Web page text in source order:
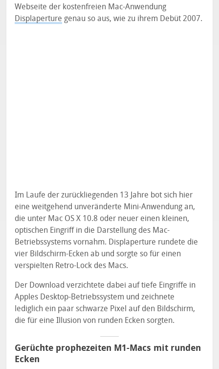
Webseite der kostenfreien Mac-Anwendung
Displaperture genau so aus, wie zu ihrem Debüt 2007.
Im Laufe der zurückliegenden 13 Jahre bot sich hier
eine weitgehend unveränderte Mini-Anwendung an,
die unter Mac OS X 10.8 oder neuer einen kleinen,
optischen Eingriff in die Darstellung des Mac-
Betriebssystems vornahm. Displaperture rundete die
vier Bildschirm-Ecken ab und sorgte so für einen
verspielten Retro-Lock des Macs.
Der Download verzichtete dabei auf tiefe Eingriffe in
Apples Desktop-Betriebssystem und zeichnete
lediglich ein paar schwarze Pixel auf den Bildschirm,
die für eine Illusion von runden Ecken sorgten.
Gerüchte prophezeiten M1-Macs mit runden
Ecken